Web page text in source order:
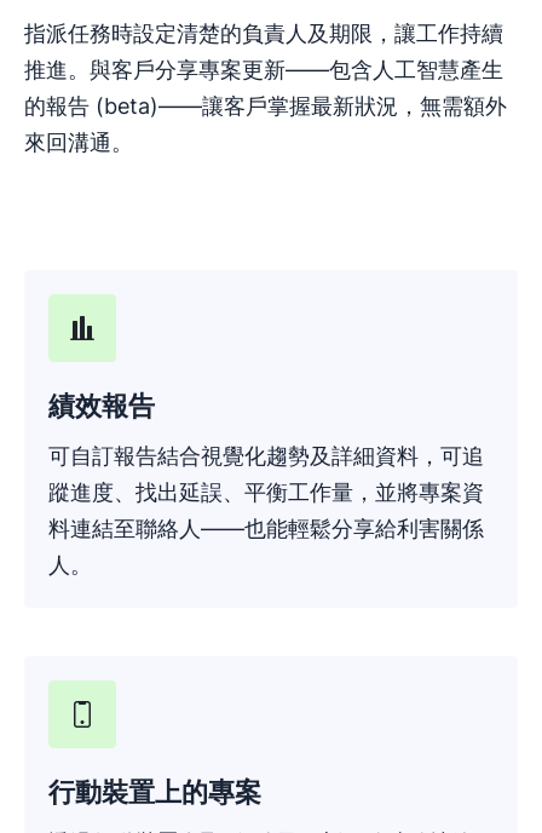
指派任務時設定清楚的負責人及期限，讓工作持續
推進。與客戶分享專案更新——包含人工智慧產生
的報告 (beta)——讓客戶掌握最新狀況，無需額外
來回溝通。
績效報告
可自訂報告結合視覺化趨勢及詳細資料，可追
蹤進度、找出延誤、平衡工作量，並將專案資
料連結至聯絡人——也能輕鬆分享給利害關係
人。
行動裝置上的專案